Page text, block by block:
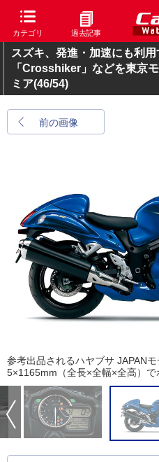
カテゴリ 過去記事
スズキ、発進・加速にも利
「Crosshiker」などを東京
ミア(46/54)
前の画像
参考出品されるハヤブサ JAPAN
5×1165mm（全長×全幅×全高）